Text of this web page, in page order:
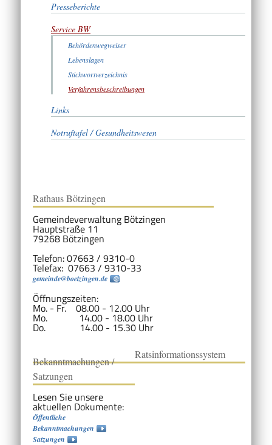
Presseberichte
Service BW
Behördenwegweiser
Lebenslagen
Stichwortverzeichnis
Verfahrensbeschreibungen
Links
Notruftafel / Gesundheitswesen
Rathaus Bötzingen
Gemeindeverwaltung Bötzingen
Hauptstraße 11
79268 Bötzingen
Telefon: 07663 / 9310-0
Telefax: 07663 / 9310-33
gemeinde@boetzingen.de
Öffnungszeiten:
Mo. - Fr. 08.00 - 12.00 Uhr
Mo. 14.00 - 18.00 Uhr
Do. 14.00 - 15.30 Uhr
Bekanntmachungen /
Satzungen
Lesen Sie unsere
aktuellen Dokumente:
Öffentliche
Bekanntmachungen
Satzungen
Ratsinformationssystem